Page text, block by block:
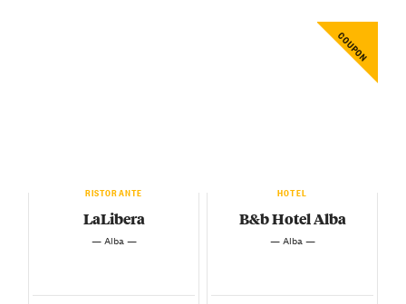
RISTORANTE
LaLibera
— Alba —
COUPON
HOTEL
B&b Hotel Alba
— Alba —